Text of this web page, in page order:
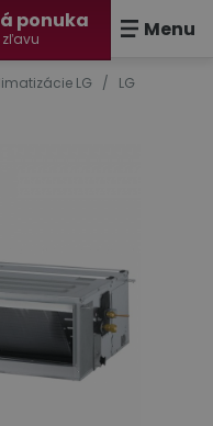
ponuka
zľavu Menu
LG /
LG